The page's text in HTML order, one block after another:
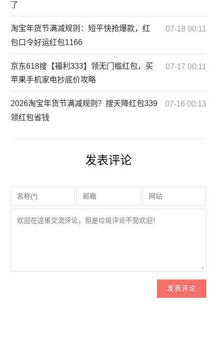
了
淘宝年货节满减规则：短平快抢爆款，红
包口令好运红包1166
07-18 00:11
京东618搜【福利333】领无门槛红包，买
苹果手机家电抄底价攻略
07-17 00:11
2026淘宝年货节满减规则？搜天降红包339
领红包省钱
07-16 00:13
发表评论
发表评论